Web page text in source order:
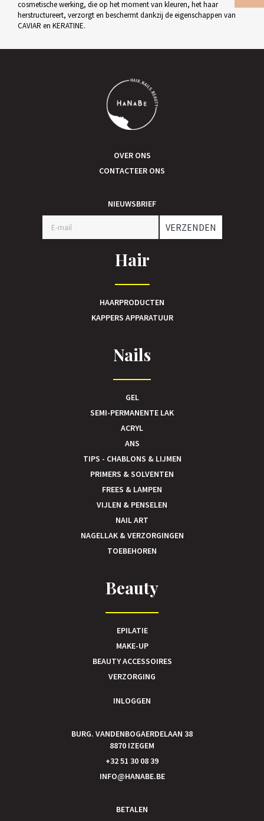
cosmetische werking, die op het moment van kleuren, het haar
herstructureert, verzorgt en beschermt dankzij de eigenschappen van
CAVIAR en KERATINE.
OVER ONS
CONTACTEER ONS
NIEUWSBRIEF
VERZENDEN
Hair
HAARPRODUCTEN
KAPPERS APPARATUUR
Nails
GEL
SEMI-PERMANENTE LAK
ACRYL
ANS
TIPS - CHABLONS & LIJMEN
PRIMERS & SOLVENTEN
FREES & LAMPEN
VIJLEN & PENSELEN
NAIL ART
NAGELLAK & VERZORGINGEN
TOEBEHOREN
Beauty
EPILATIE
MAKE-UP
BEAUTY ACCESSOIRES
VERZORGING
INLOGGEN
BURG. VANDENBOGAERDELAAN 38
8870 IZEGEM
+32 51 30 08 39
INFO@HANABE.BE
BETALEN